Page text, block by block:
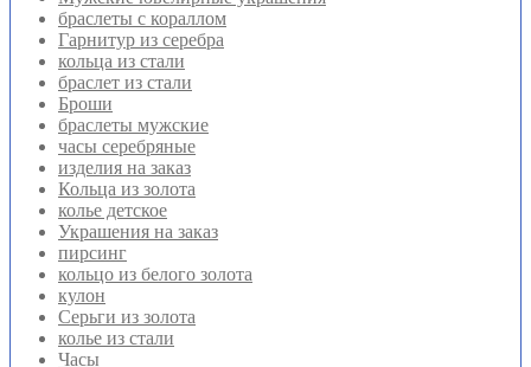
браслеты с кораллом
Гарнитур из серебра
кольца из стали
браслет из стали
Броши
браслеты мужские
часы серебряные
изделия на заказ
Кольца из золота
колье детское
Украшения на заказ
пирсинг
кольцо из белого золота
кулон
Серьги из золота
колье из стали
Часы